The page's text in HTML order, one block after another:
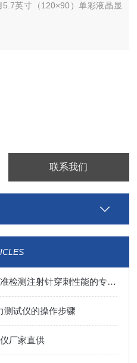
英寸（120×90）单彩液晶显
联系我们
注射针刺穿力测试仪：精准检测注射针穿刺性能的专业设备
测试仪的操作步骤
厂家直供